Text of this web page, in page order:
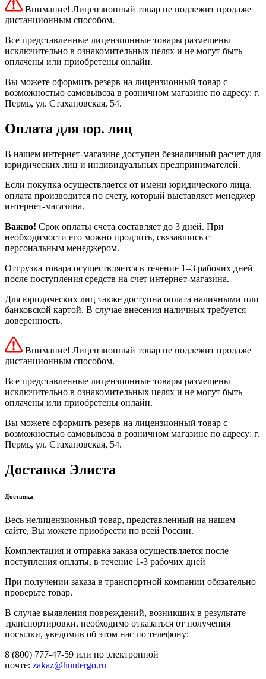
Внимание! Лицензионный товар не подлежит продаже
дистанционным способом.
Все представленные лицензионные товары размещены
исключительно в ознакомительных целях и не могут быть
оплачены или приобретены онлайн.
Вы можете оформить резерв на лицензионный товар с
возможностью самовывоза в розничном магазине по адресу: г.
Пермь, ул. Стахановская, 54.
Оплата для юр. лиц
В нашем интернет-магазине доступен безналичный расчет для
юридических лиц и индивидуальных предпринимателей.
Если покупка осуществляется от имени юридического лица,
оплата производится по счету, который выставляет менеджер
интернет-магазина.
Важно! Срок оплаты счета составляет до 3 дней. При
необходимости его можно продлить, связавшись с
персональным менеджером.
Отгрузка товара осуществляется в течение 1–3 рабочих дней
после поступления средств на счет интернет-магазина.
Для юридических лиц также доступна оплата наличными или
банковской картой. В случае внесения наличных требуется
доверенность.
Внимание! Лицензионный товар не подлежит продаже
дистанционным способом.
Все представленные лицензионные товары размещены
исключительно в ознакомительных целях и не могут быть
оплачены или приобретены онлайн.
Вы можете оформить резерв на лицензионный товар с
возможностью самовывоза в розничном магазине по адресу: г.
Пермь, ул. Стахановская, 54.
Доставка Элиста
Доставка
Весь нелицензионный товар, представленный на нашем
сайте, Вы можете приобрести по всей России.
Комплектация и отправка заказа осуществляется после
поступления оплаты, в течение 1-3 рабочих дней
При получении заказа в транспортной компании обязательно
проверьте товар.
В случае выявления повреждений, возникших в результате
транспортировки, необходимо отказаться от получения
посылки, уведомив об этом нас по телефону:
8 (800) 777-47-59 или по электронной
почте: zakaz@huntergo.ru